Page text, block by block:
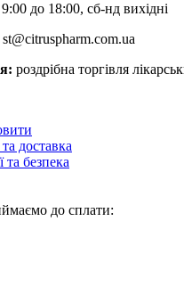
до 18:00, сб-нд вихідні
st@citruspharm.com.ua
роздрібна торгівля
доставка
та безпека
до сплати: